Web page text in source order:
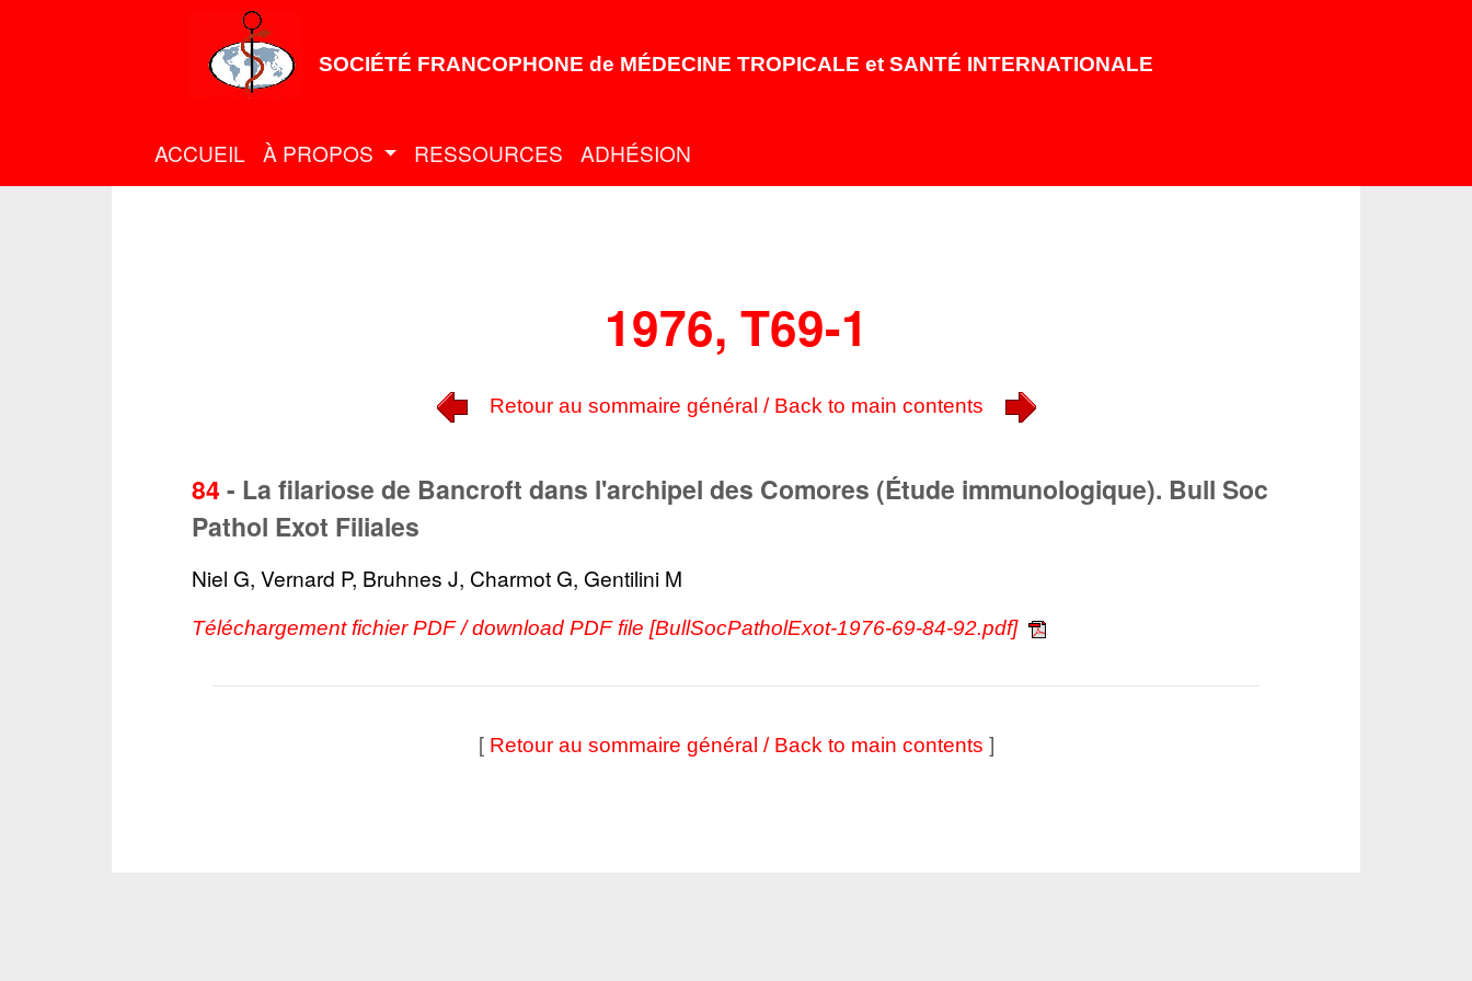
SOCIÉTÉ FRANCOPHONE de MÉDECINE TROPICALE et SANTÉ INTERNATIONALE
ACCUEIL À PROPOS RESSOURCES ADHÉSION
1976, T69-1
Retour au sommaire général / Back to main contents
84 - La filariose de Bancroft dans l'archipel des Comores (Étude immunologique). Bull Soc
Pathol Exot Filiales
Niel G, Vernard P, Bruhnes J, Charmot G, Gentilini M
Téléchargement fichier PDF / download PDF file [BullSocPatholExot-1976-69-84-92.pdf]
[ Retour au sommaire général / Back to main contents ]